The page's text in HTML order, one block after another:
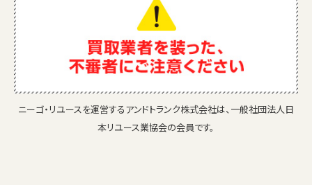
ニーゴ・リユースを運営するアンドトランク株式会社は、一般社団法人日
本リユース業協会の会員です。